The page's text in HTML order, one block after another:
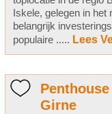
Iskele, gelegen in het
belangrijk
populaire ..... Lees
Girne